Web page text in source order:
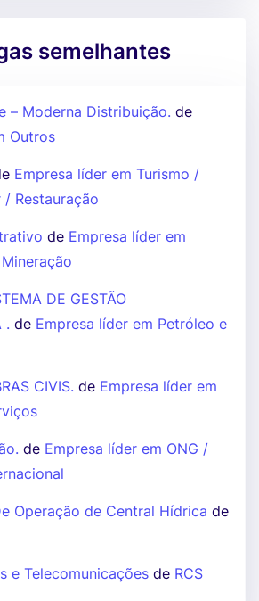
semelhantes
– Moderna Distribuição. de
Outros
Empresa líder em Turismo /
Restauração
de Empresa líder em
DE GESTÃO
. de Empresa líder em Petróleo e
CIVIS. de Empresa líder em
de Empresa líder em ONG /
Operação de Central Hídrica de
e Telecomunicações de RCS